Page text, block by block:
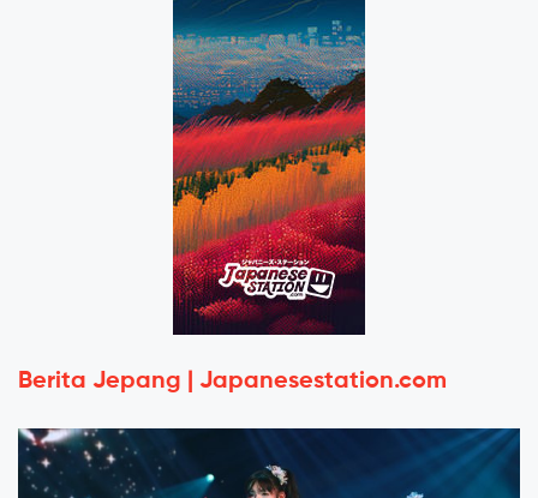
Berita Jepang | Japanesestation.com